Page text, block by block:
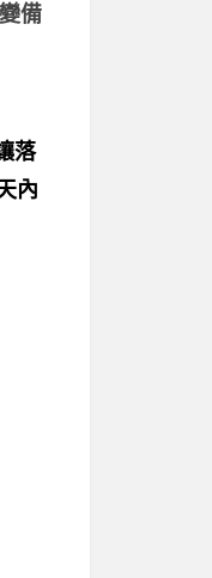
備
落
內